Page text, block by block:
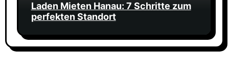
Laden Mieten Hanau: 7 Schritte zum
perfekten Standort